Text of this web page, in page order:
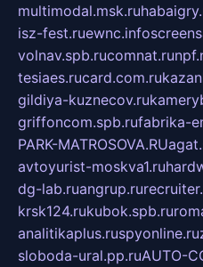
multimodal.msk.ru
isz-fest.ruewnc.info
volnav.spb.rucomnat.ru
tesiaes.rucard.com.ru
gildiya-kuznecov.ru
griffoncom.spb.rufabrika-
PARK-MATROSOVA.RU
avtoyurist-moskva1.ru
dg-lab.ruangrup.ru
krsk124.rukubok.spb.ru
analitikaplus.ruspyonline.ru
sloboda-ural.pp.ruAUTO-